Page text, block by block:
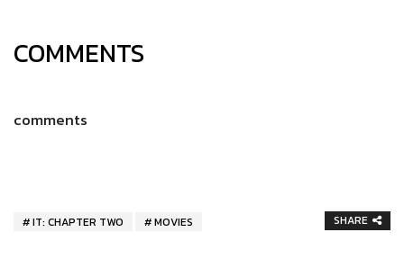
COMMENTS
comments
IT: CHAPTER TWO MOVIES SHARE